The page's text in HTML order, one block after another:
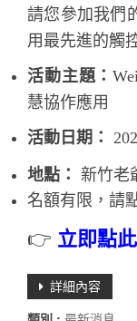
請您參加我們
用最先進的觸
活動主題：
慧協作應用
活動日期：
地點： 新竹老
名額有限，請
👉 立即點
詳細內容